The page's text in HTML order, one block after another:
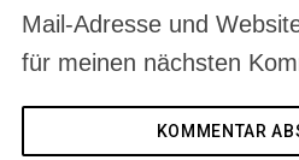
Mail-Adresse und
für meinen nächsten